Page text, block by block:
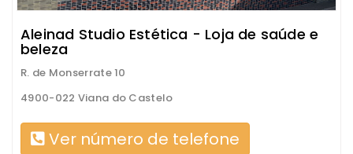
Aleinad Studio Estética - Loja de saúde e
beleza
R. de Monserrate 10
4900-022 Viana do Castelo
Ver número de telefone